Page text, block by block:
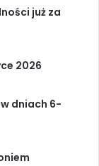
już za
2026
dniach 6-